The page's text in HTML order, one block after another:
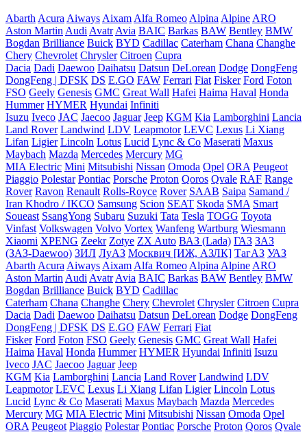
Abarth Acura Aiways Aixam Alfa Romeo Alpina Alpine ARO
Aston Martin Audi Avatr Avia BAIC Barkas BAW Bentley BMW
Bogdan Brilliance Buick BYD Cadillac Caterham Chana Changhe
Chery Chevrolet Chrysler Citroen Cupra
Dacia Dadi Daewoo Daihatsu Datsun DeLorean Dodge DongFeng
DongFeng | DFSK DS E.GO FAW Ferrari Fiat Fisker Ford Foton
FSO Geely Genesis GMC Great Wall Hafei Haima Haval Honda
Hummer HYMER Hyundai Infiniti
Isuzu Iveco JAC Jaecoo Jaguar Jeep KGM Kia Lamborghini Lancia
Land Rover Landwind LDV Leapmotor LEVC Lexus Li Xiang
Lifan Ligier Lincoln Lotus Lucid Lync & Co Maserati Maxus
Maybach Mazda Mercedes Mercury MG
MIA Electric Mini Mitsubishi Nissan Omoda Opel ORA Peugeot
Piaggio Polestar Pontiac Porsche Proton Qoros Qvale RAF Range
Rover Ravon Renault Rolls-Royce Rover SAAB Saipa Samand /
Iran Khodro / IKCO Samsung Scion SEAT Skoda SMA Smart
Soueast SsangYong Subaru Suzuki Tata Tesla TOGG Toyota
Vinfast Volkswagen Volvo Vortex Wanfeng Wartburg Wiesmann
Xiaomi XPENG Zeekr Zotye ZX Auto ВАЗ (Lada) ГАЗ ЗАЗ
(ЗАЗ-Daewoo) ЗИЛ ЛуАЗ Москвич [ИЖ, АЗЛК] ТагАЗ УАЗ
Abarth Acura Aiways Aixam Alfa Romeo Alpina Alpine ARO
Aston Martin Audi Avatr Avia BAIC Barkas BAW Bentley BMW
Bogdan Brilliance Buick BYD Cadillac
Caterham Chana Changhe Chery Chevrolet Chrysler Citroen Cupra
Dacia Dadi Daewoo Daihatsu Datsun DeLorean Dodge DongFeng
DongFeng | DFSK DS E.GO FAW Ferrari Fiat
Fisker Ford Foton FSO Geely Genesis GMC Great Wall Hafei
Haima Haval Honda Hummer HYMER Hyundai Infiniti Isuzu
Iveco JAC Jaecoo Jaguar Jeep
KGM Kia Lamborghini Lancia Land Rover Landwind LDV
Leapmotor LEVC Lexus Li Xiang Lifan Ligier Lincoln Lotus
Lucid Lync & Co Maserati Maxus Maybach Mazda Mercedes
Mercury MG MIA Electric Mini Mitsubishi Nissan Omoda Opel
ORA Peugeot Piaggio Polestar Pontiac Porsche Proton Qoros Qvale